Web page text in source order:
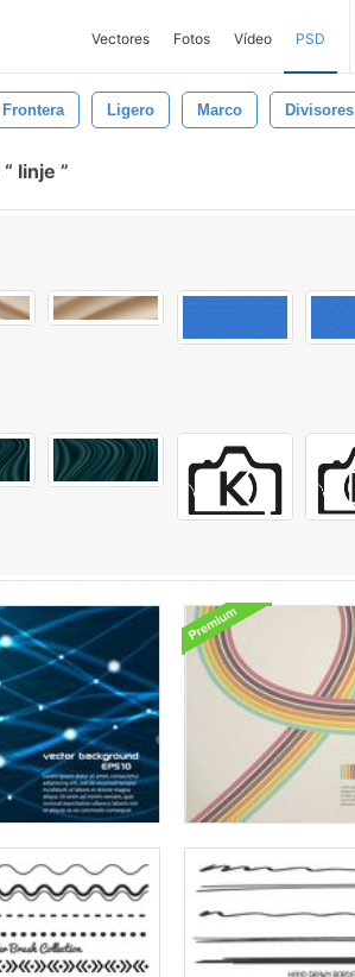
Vectores Fotos Vídeo PSD
Frontera Ligero Marco Divisores
linje